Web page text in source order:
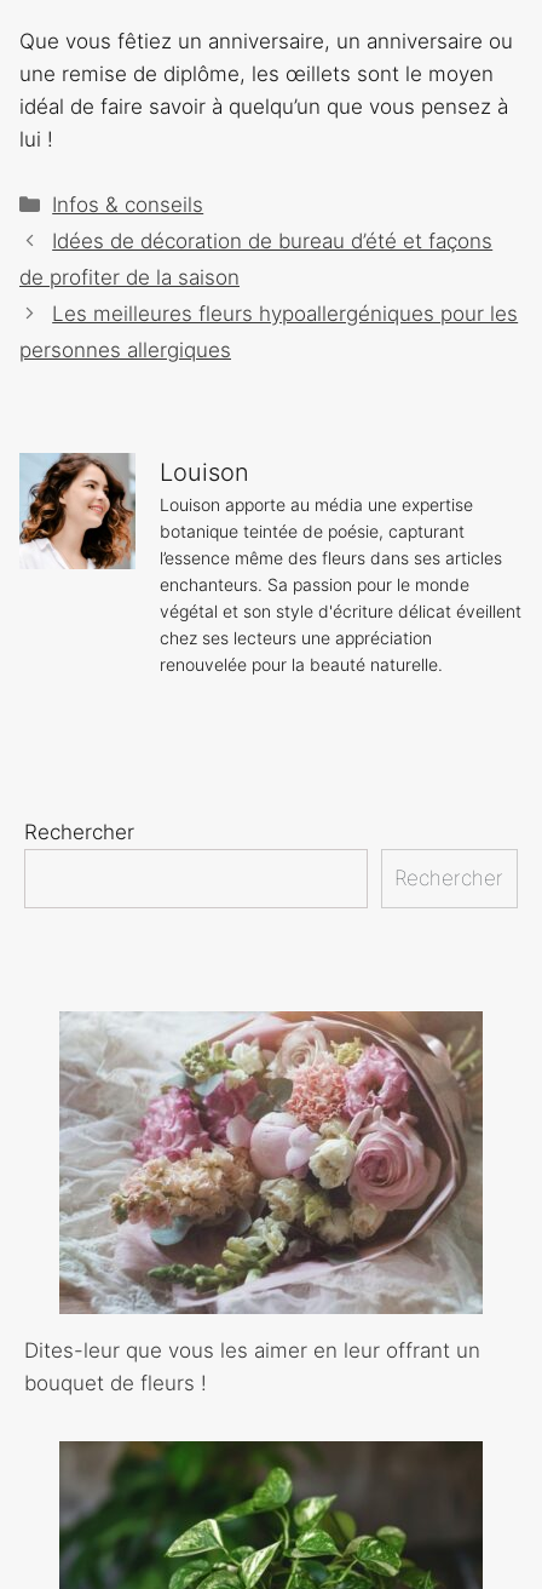
Que vous fêtiez un anniversaire, un anniversaire ou
une remise de diplôme, les œillets sont le moyen
idéal de faire savoir à quelqu’un que vous pensez à
lui !
Catégories
Infos & conseils
Navigation
des
articles
Idées de décoration de bureau d’été et façons
de profiter de la saison
Les meilleures fleurs hypoallergéniques pour les
personnes allergiques
Louison
Louison apporte au média une expertise
botanique teintée de poésie, capturant
l’essence même des fleurs dans ses articles
enchanteurs. Sa passion pour le monde
végétal et son style d'écriture délicat éveillent
chez ses lecteurs une appréciation
renouvelée pour la beauté naturelle.
Rechercher
Rechercher
Dites-leur que vous les aimer en leur offrant un
bouquet de fleurs !